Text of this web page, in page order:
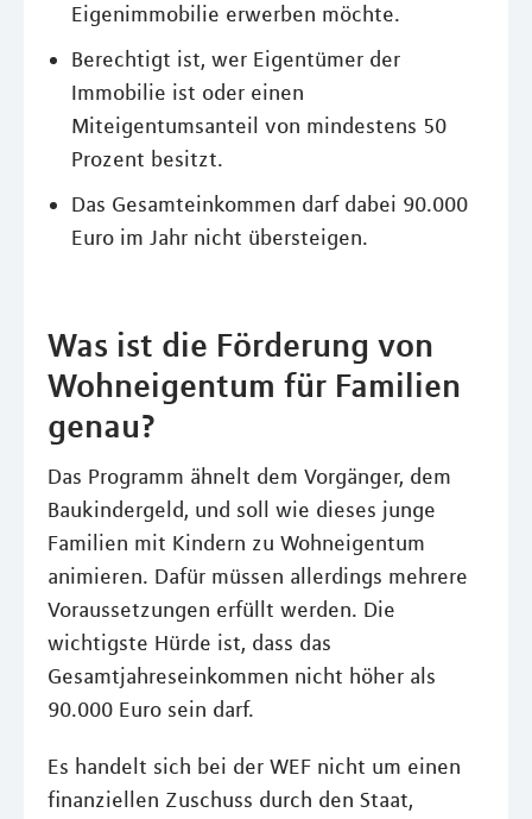
Eigenimmobilie erwerben möchte.
Berechtigt ist, wer Eigentümer der
Immobilie ist oder einen
Miteigentumsanteil von mindestens 50
Prozent besitzt.
Das Gesamteinkommen darf dabei 90.000
Euro im Jahr nicht übersteigen.
Was ist die Förderung von
Wohneigentum für Familien
genau?
Das Programm ähnelt dem Vorgänger, dem
Baukindergeld, und soll wie dieses junge
Familien mit Kindern zu Wohneigentum
animieren. Dafür müssen allerdings mehrere
Voraussetzungen erfüllt werden. Die
wichtigste Hürde ist, dass das
Gesamtjahreseinkommen nicht höher als
90.000 Euro sein darf.
Es handelt sich bei der WEF nicht um einen
finanziellen Zuschuss durch den Staat,